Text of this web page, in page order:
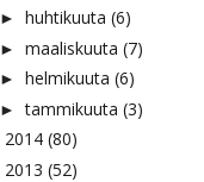
► huhtikuuta (6)
► maaliskuuta (7)
► helmikuuta (6)
►tammikuuta (3)
2014 (80)
2013 (52)